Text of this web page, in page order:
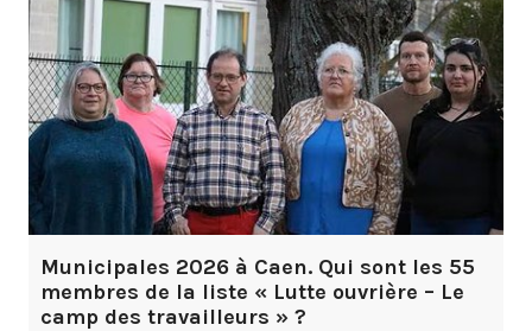
Municipales 2026 à Caen. Qui sont les 55
membres de la liste « Lutte ouvrière – Le
camp des travailleurs » ?